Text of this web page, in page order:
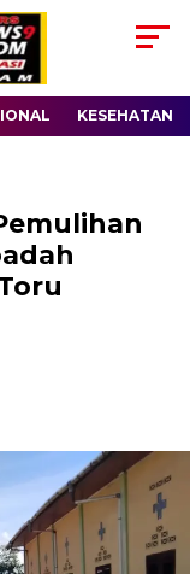
KESEHATAN